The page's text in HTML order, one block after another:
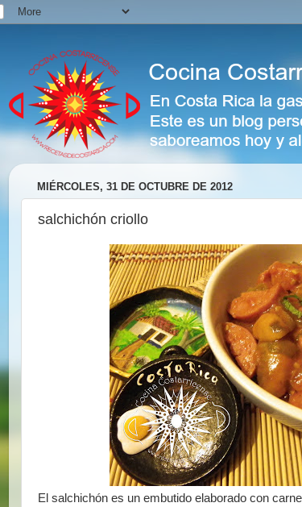
MIÉRCOLES, 31 DE OCTUBRE DE 2012
salchichón criollo
El salchichón es un embutido elaborado con